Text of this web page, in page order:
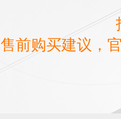
售前购买建议，